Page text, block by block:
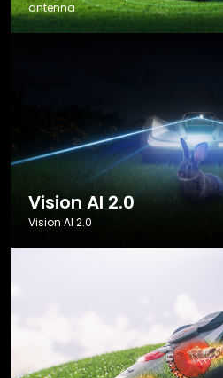
antenna
Vision AI 2.0
Vision AI 2.0